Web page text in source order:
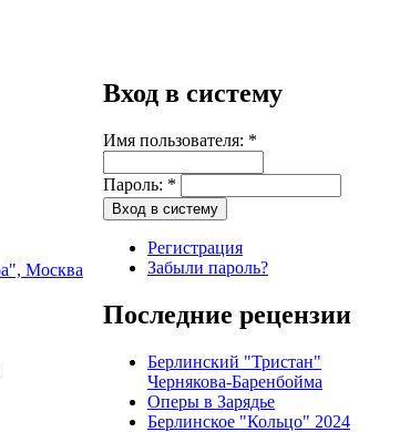
Москва
Вход в систему
Имя пользователя: *
Пароль: *
Регистрация
Забыли пароль?
Последние рецензии
Берлинский "Тристан"
Чернякова-Баренбойма
Оперы в Зарядье
Берлинское "Кольцо" 2024